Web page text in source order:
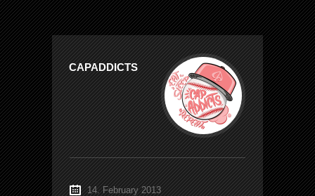
CAPADDICTS
14. February 2013